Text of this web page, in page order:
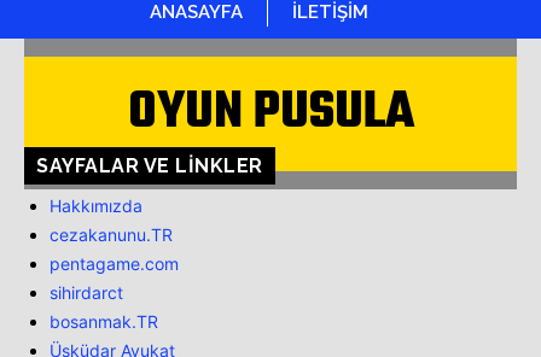
ANASAYFA İLETİŞİM
OYUN PUSULA
SAYFALAR VE LINKLER
Hakkımızda
cezakanunu.TR
pentagame.com
sihirdarct
bosanmak.TR
Üsküdar Avukat